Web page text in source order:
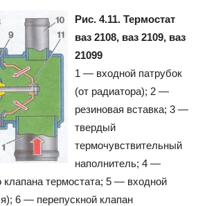
Лада
ВАЗ
Рис. 4.11. Термостат
ваз 2108, ваз 2109, ваз
21099
1 — входной патрубок
(от радиатора); 2 —
резиновая вставка; 3 —
твердый
термочувствительный
наполнитель; 4 —
клапана термостата; 5 — входной
6 — перепускной клапан